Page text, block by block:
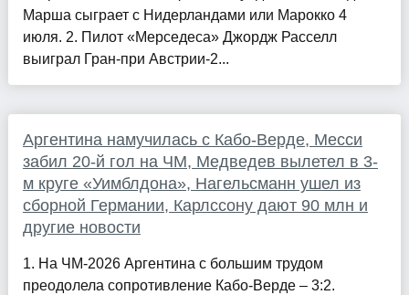
Марша сыграет с Нидерландами или Марокко 4
июля. 2. Пилот «Мерседеса» Джордж Расселл
выиграл Гран-при Австрии-2...
Аргентина намучилась с Кабо-Верде, Месси
забил 20-й гол на ЧМ, Медведев вылетел в 3-
м круге «Уимблдона», Нагельсманн ушел из
сборной Германии, Карлссону дают 90 млн и
другие новости
1. На ЧМ-2026 Аргентина с большим трудом
преодолела сопротивление Кабо-Верде – 3:2.